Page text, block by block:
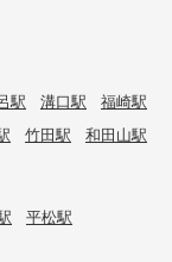
駅 溝口駅
福崎駅
竹田駅 和田山駅
平松駅